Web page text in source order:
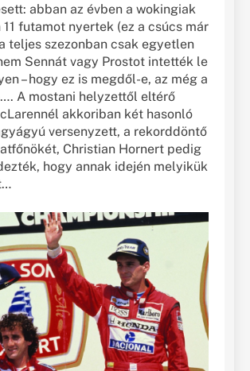
abban az évben a wokingiak
11 futamot nyertek (ez a csúcs már
teljes szezonban csak egyetlen
Sennát vagy Prostot intették le
– hogy ez is megdől-e, az még a
A mostani helyzettől eltérő
akkoriban két hasonló
versenyzett, a rekorddöntő
Christian Hornert pedig
hogy annak idején melyikük